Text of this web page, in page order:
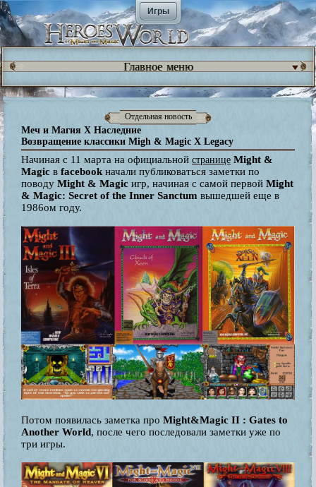
Игры
Главное меню
Отдельная новость
Меч и Магия X Наследние
Возвращение классики Migh & Magic X Legacy
Начиная с 11 марта на официальной странице Might &
Magic в facebook начали публиковаться заметки по
поводу Might & Magic игр, начиная с самой первой Might
& Magic: Secret of the Inner Sanctum вышедшей еще в
1986ом году.
Потом появилась заметка про Might&Magic II : Gates to
Another World, после чего последовали заметки уже по
три игры.